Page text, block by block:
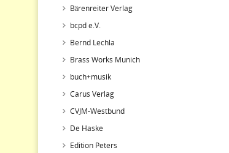
Bärenreiter Verlag
bcpd e.V.
Bernd Lechla
Brass Works Munich
buch+musik
Carus Verlag
CVJM-Westbund
De Haske
Edition Peters